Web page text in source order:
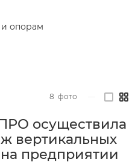
опорам
осуществила
вертикальных
предприятии
8 фото